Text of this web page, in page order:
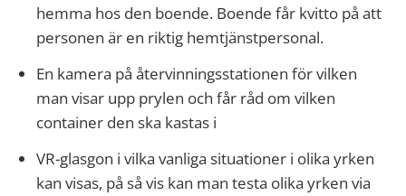
hemma hos den boende. Boende får kvitto på att
personen är en riktig hemtjänstpersonal.
En kamera på återvinningsstationen för vilken
man visar upp prylen och får råd om vilken
container den ska kastas i
VR-glasgon i vilka vanliga situationer i olika yrken
kan visas, på så vis kan man testa olika yrken via